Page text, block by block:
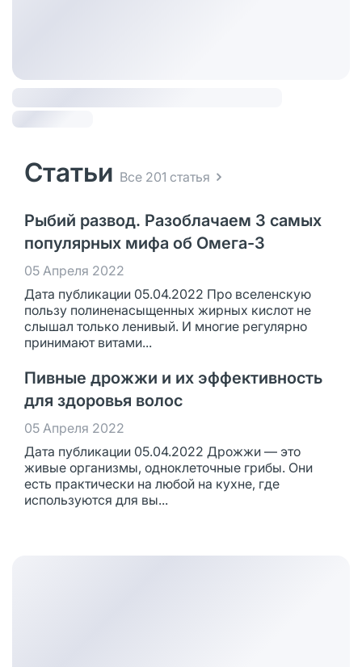
Статьи Все 201 статья
Рыбий развод. Разоблачаем 3 самых
популярных мифа об Омега-3
05 Апреля 2022
Дата публикации 05.04.2022 Про вселенскую
пользу полиненасыщенных жирных кислот не
слышал только ленивый. И многие регулярно
принимают витами...
Пивные дрожжи и их эффективность
для здоровья волос
05 Апреля 2022
Дата публикации 05.04.2022 Дрожжи — это
живые организмы, одноклеточные грибы. Они
есть практически на любой на кухне, где
используются для вы...